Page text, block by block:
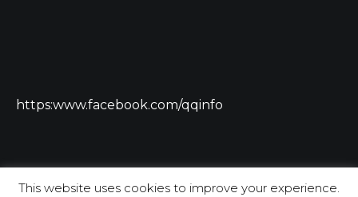
https:www.facebook.com/qqinfo
This website uses cookies to improve your experience.